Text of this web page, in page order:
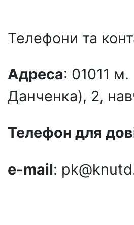
Телефони та
Адреса: 01011
Данченка), 2,
Телефон для
e-mail: